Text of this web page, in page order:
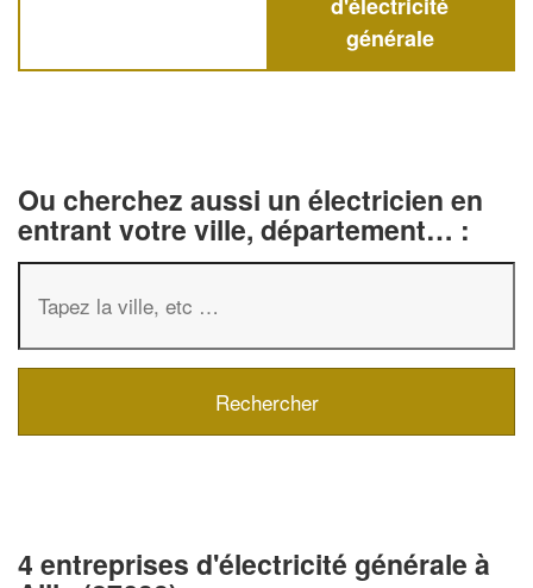
générale
Ou cherchez aussi un électricien en
entrant votre ville, département… :
4 entreprises d'électricité générale à